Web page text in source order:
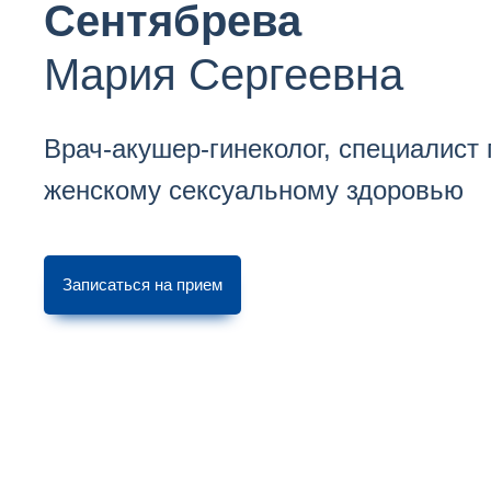
Сентябрева
Мария Сергеевна
Врач-акушер-гинеколог, специалист
женскому сексуальному здоровью
Записаться на прием